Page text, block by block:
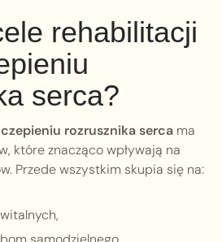
rehabilitacji
serca?
rozrusznika serca ma
które znacząco wpływają na
Przede wszystkim skupia się na: